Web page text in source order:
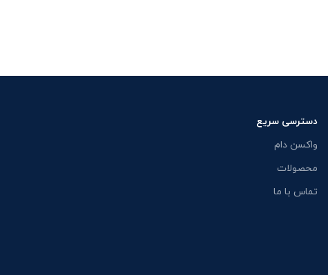
دسترسی سریع
واکسن دام
محصولات
تماس با ما